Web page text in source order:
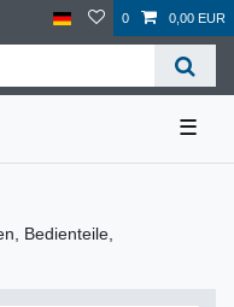
0 0,00 EUR
☰
Bedienteile,